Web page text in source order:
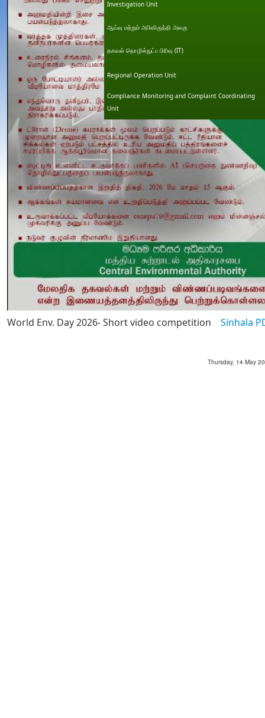
Investigation Unit
ஆய்வு மற்றும் அபிவிருத்தி அலகு
தகவல் தொழில்நுட்ப பிரிவு (IT)
Regional Operation Unit
Compliance Monitoring and Complaint Coordinating
Unit
World Env. Day 2026- Short video competition Sinhala
Thursday, 14 May